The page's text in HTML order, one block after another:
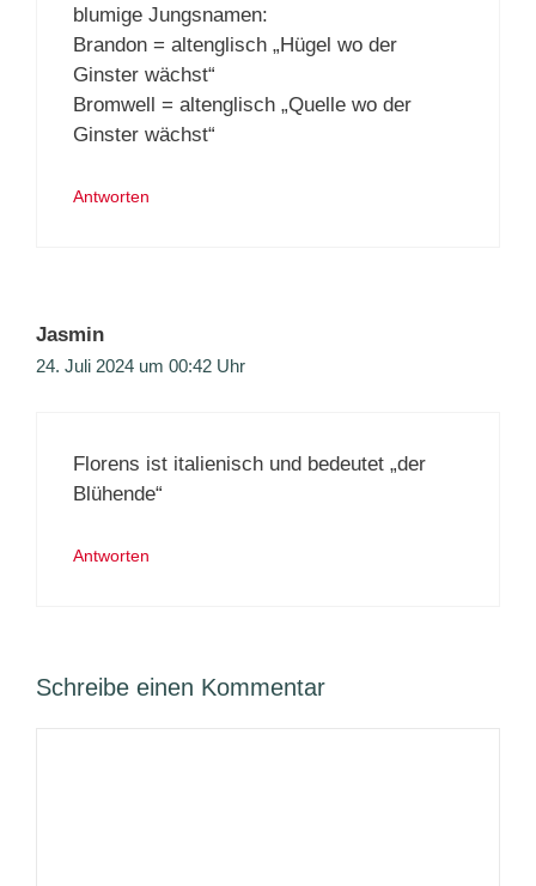
blumige Jungsnamen:
Brandon = altenglisch „Hügel wo der
Ginster wächst“
Bromwell = altenglisch „Quelle wo der
Ginster wächst“
Antworten
Jasmin
24. Juli 2024 um 00:42 Uhr
Florens ist italienisch und bedeutet „der
Blühende“
Antworten
Schreibe einen Kommentar